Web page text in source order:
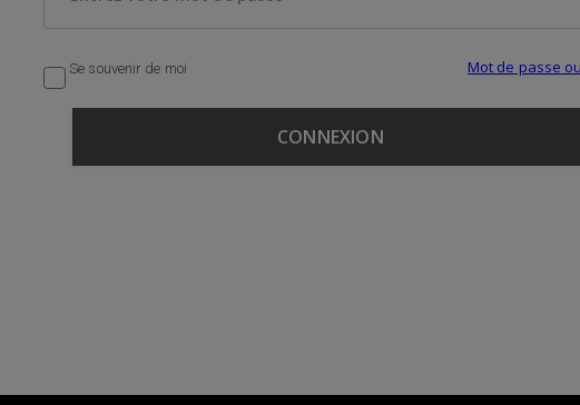
Se souvenir de moi Mot de passe